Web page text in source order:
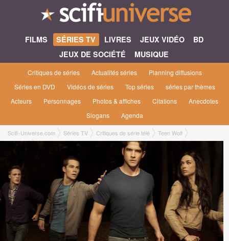
FILMS SÉRIES TV LIVRES JEUX VIDÉO
BD
JEUX DE SOCIÉTÉ
MUSIQUE
Critiques de séries Actualités séries
Planning diffusions
Séries en DVD
Vidéos de séries Top séries
séries par thèmes
Acteurs
Personnages Photos & affiches Citations
Anecdotes
Slogans
Agenda
Scifi-Universe.com Séries TV Critiques de série télé
Teen Wolf
Andre C.